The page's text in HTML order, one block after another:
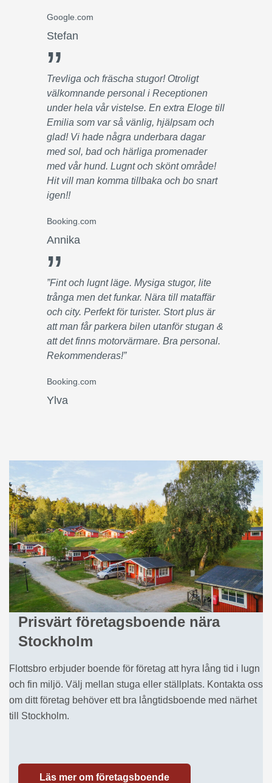
Google.com
Stefan
”
Trevliga och fräscha stugor! Otroligt
välkomnande personal i Receptionen
under hela vår vistelse. En extra Eloge till
Emilia som var så vänlig, hjälpsam och
glad! Vi hade några underbara dagar
med sol, bad och härliga promenader
med vår hund. Lugnt och skönt område!
Hit vill man komma tillbaka och bo snart
igen!!
Booking.com
Annika
”
”Fint och lugnt läge. Mysiga stugor, lite
trånga men det funkar. Nära till mataffär
och city. Perfekt för turister. Stort plus är
att man får parkera bilen utanför stugan &
att det finns motorvärmare. Bra personal.
Rekommenderas!”
Booking.com
Ylva
Prisvärt företagsboende nära
Stockholm
Flottsbro erbjuder boende för företag att hyra lång tid i lugn
och fin miljö. Välj mellan stuga eller ställplats. Kontakta oss
om ditt företag behöver ett bra långtidsboende med närhet
till Stockholm.
Läs mer om företagsboende